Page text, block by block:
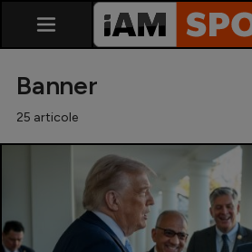
SuperLiga
Banner
25 articole